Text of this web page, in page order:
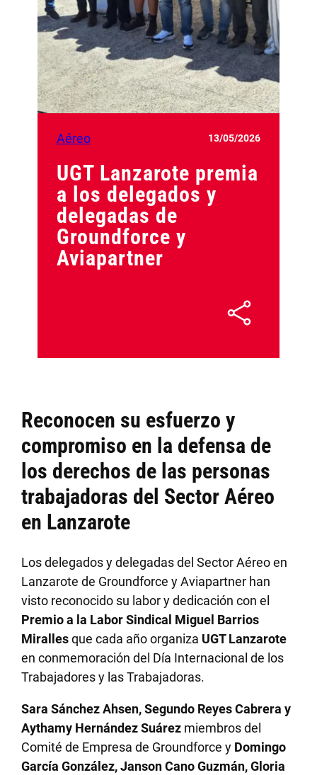
Aéreo 13/05/2026
UGT Lanzarote premia
a los delegados y
delegadas de
Groundforce y
Aviapartner
Reconocen su esfuerzo y
compromiso en la defensa de
los derechos de las personas
trabajadoras del Sector Aéreo
en Lanzarote
Los delegados y delegadas del Sector Aéreo en
Lanzarote de Groundforce y Aviapartner han
visto reconocido su labor y dedicación con el
Premio a la Labor Sindical Miguel Barrios
Mirallesque cada año organiza UGT Lanzarote
en conmemoración del Día Internacional de los
Trabajadores y las Trabajadoras.
Sara Sánchez Ahsen, Segundo Reyes Cabrera y
Aythamy Hernández Suárez miembros del
Comité de Empresa de Groundforce y Domingo
García González, Janson Cano Guzmán, Gloria